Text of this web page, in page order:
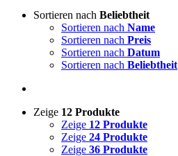
Sortieren nach Beliebtheit
Sortieren nach Name
Sortieren nach Preis
Sortieren nach Datum
Sortieren nach Beliebtheit
Zeige 12 Produkte
Zeige 12 Produkte
Zeige 24 Produkte
Zeige 36 Produkte